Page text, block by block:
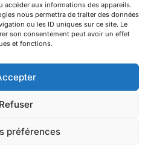
accéder aux informations des appareils.
nous permettra de traiter des données
ou les ID uniques sur ce site. Le
son consentement peut avoir un effet
et fonctions.
Refuser
préférences